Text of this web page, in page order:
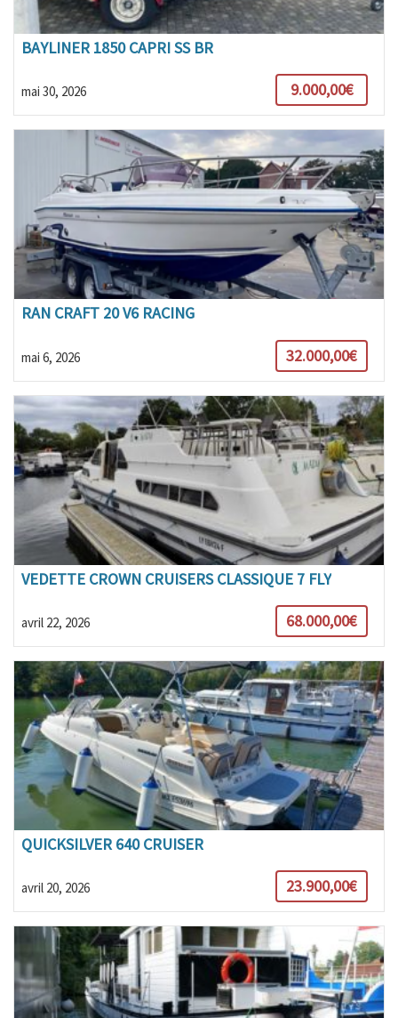
BAYLINER 1850 CAPRI SS BR
mai 30, 2026 9.000,00€
RAN CRAFT 20 V6 RACING
mai 6, 2026 32.000,00€
VEDETTE CROWN CRUISERS CLASSIQUE 7 FLY
avril 22, 2026 68.000,00€
QUICKSILVER 640 CRUISER
avril 20, 2026 23.900,00€